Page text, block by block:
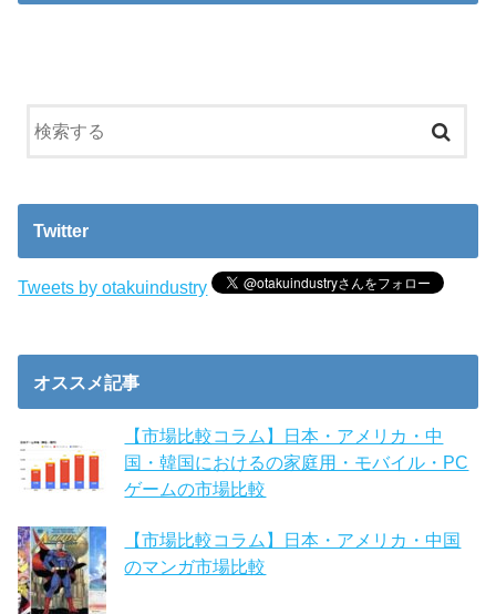
Twitter
Tweets by otakuindustry
オススメ記事
【市場比較コラム】日本・アメリカ・中
国・韓国におけるの家庭用・モバイル・PC
ゲームの市場比較
【市場比較コラム】日本・アメリカ・中国
のマンガ市場比較